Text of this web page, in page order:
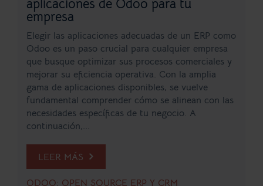
aplicaciones de Odoo para tu
empresa
Elegir las aplicaciones adecuadas de un ERP como
Odoo es un paso crucial para cualquier empresa
que busque optimizar sus procesos comerciales y
mejorar su eficiencia operativa. Con la amplia
gama de aplicaciones disponibles, se vuelve
fundamental comprender cómo se alinean con las
necesidades específicas de tu negocio. A
continuación,...
LEER MÁS
ODOO: OPEN SOURCE ERP Y CRM